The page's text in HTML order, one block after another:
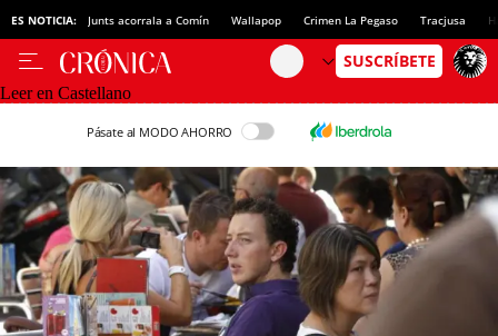
ES NOTICIA: Junts acorrala a Comín Wallapop Crimen La Pegaso Tracjusa
Leer en Castellano
Pásate al MODO AHORRO